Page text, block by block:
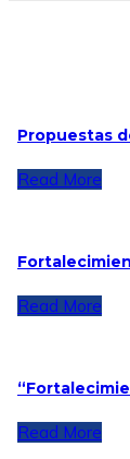
Propuestas
Read More
Read More
Read More